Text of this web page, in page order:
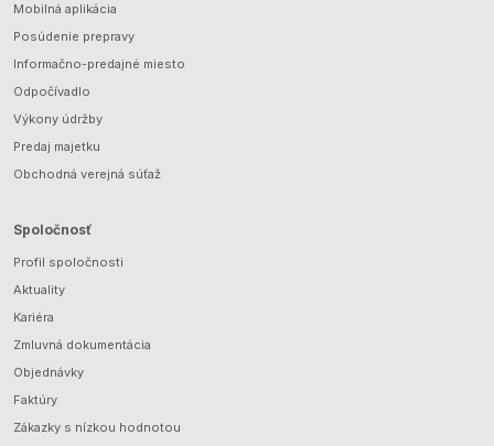
Mobilná aplikácia
Posúdenie prepravy
Informačno-predajné miesto
Odpočívadlo
Výkony údržby
Predaj majetku
Obchodná verejná súťaž
Spoločnosť
Profil spoločnosti
Aktuality
Kariéra
Zmluvná dokumentácia
Objednávky
Faktúry
Zákazky s nízkou hodnotou